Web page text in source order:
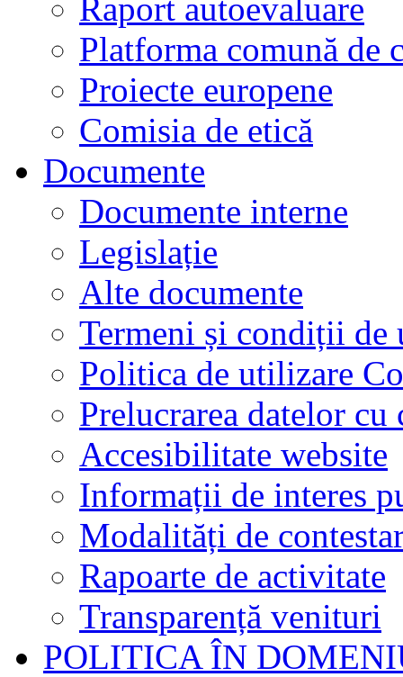
Raport autoevaluare
Platforma comună de
Proiecte europene
Comisia de etică
Documente
Documente interne
Legislație
Alte documente
Termeni și condiții de
Politica de utilizare
Prelucrarea datelor cu
Accesibilitate website
Informații de interes
Modalități de
Rapoarte de activitate
Transparență venituri
POLITICA ÎN